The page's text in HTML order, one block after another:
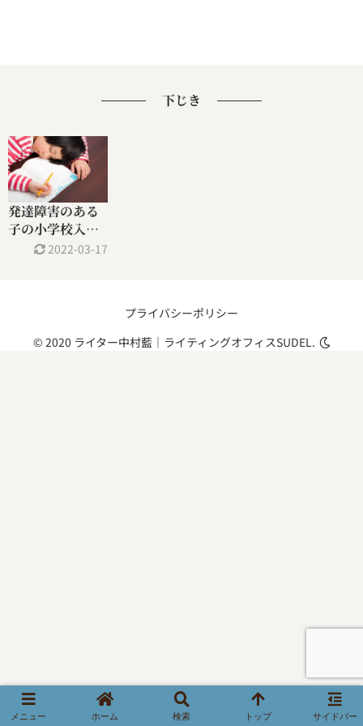
下じき
発達障害のある
子の小学校入学
準備④下じき編
2022-03-17
プライバシーポリシー
© 2020 ライター中村藍｜ライティングオフィスSUDEL.
メニュー ホーム 検索 トップ サイドバー